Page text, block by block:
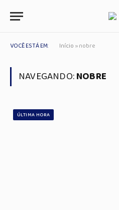
VOCÊ ESTÁ EM: Início »nobre
NAVEGANDO:NOBRE
ÚLTIMA HORA